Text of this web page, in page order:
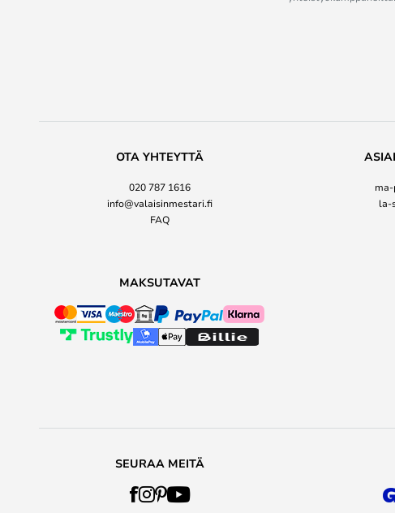
OTA YHTEYTTÄ
020 787 1616
info@valaisinmestari.fi
FAQ
la-
MAKSUTAVAT
SEURAA MEITÄ